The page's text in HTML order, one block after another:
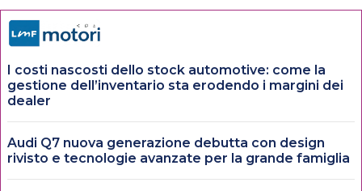
I costi nascosti dello stock automotive: come la
gestione dell’inventario sta erodendo i margini dei
dealer
Audi Q7 nuova generazione debutta con design
rivisto e tecnologie avanzate per la grande famiglia